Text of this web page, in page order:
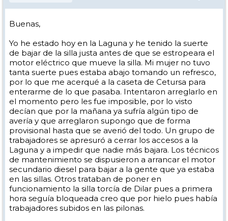
Buenas,
Yo he estado hoy en la Laguna y he tenido la suerte
de bajar de la silla justa antes de que se estropeara el
motor eléctrico que mueve la silla. Mi mujer no tuvo
tanta suerte pues estaba abajo tomando un refresco,
por lo que me acerqué a la caseta de Cetursa para
enterarme de lo que pasaba. Intentaron arreglarlo en
el momento pero les fue imposible, por lo visto
decían que por la mañana ya sufría algún tipo de
avería y que arreglaron supongo que de forma
provisional hasta que se averió del todo. Un grupo de
trabajadores se apresuró a cerrar los accesos a la
Laguna y a impedir que nadie más bajara. Los técnicos
de mantenimiento se dispusieron a arrancar el motor
secundario diesel para bajar a la gente que ya estaba
en las sillas. Otros trataban de poner en
funcionamiento la silla torcía de Dilar pues a primera
hora seguía bloqueada creo que por hielo pues había
trabajadores subidos en las pilonas.